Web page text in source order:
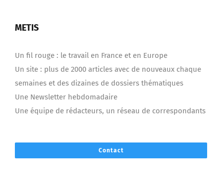
METIS
Un fil rouge : le travail en France et en Europe
Un site : plus de 2000 articles avec de nouveaux chaque
semaines et des dizaines de dossiers thématiques
Une Newsletter hebdomadaire
Une équipe de rédacteurs, un réseau de correspondants
Contact